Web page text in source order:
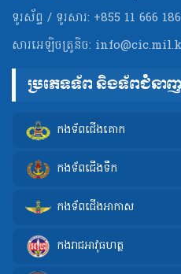
ទូរស័ព្ទ / ទូរសារ: +855 11 666 186
សារអេឡិចត្រូនិច:
ប្រភេទទ័ព និងទ័ពជំនាញ
កងទ័ពជើងគោក
កងទ័ពជើងទឹក
កងទ័ពជើងអាកាស
កងរាជអាវុធហត្ថ